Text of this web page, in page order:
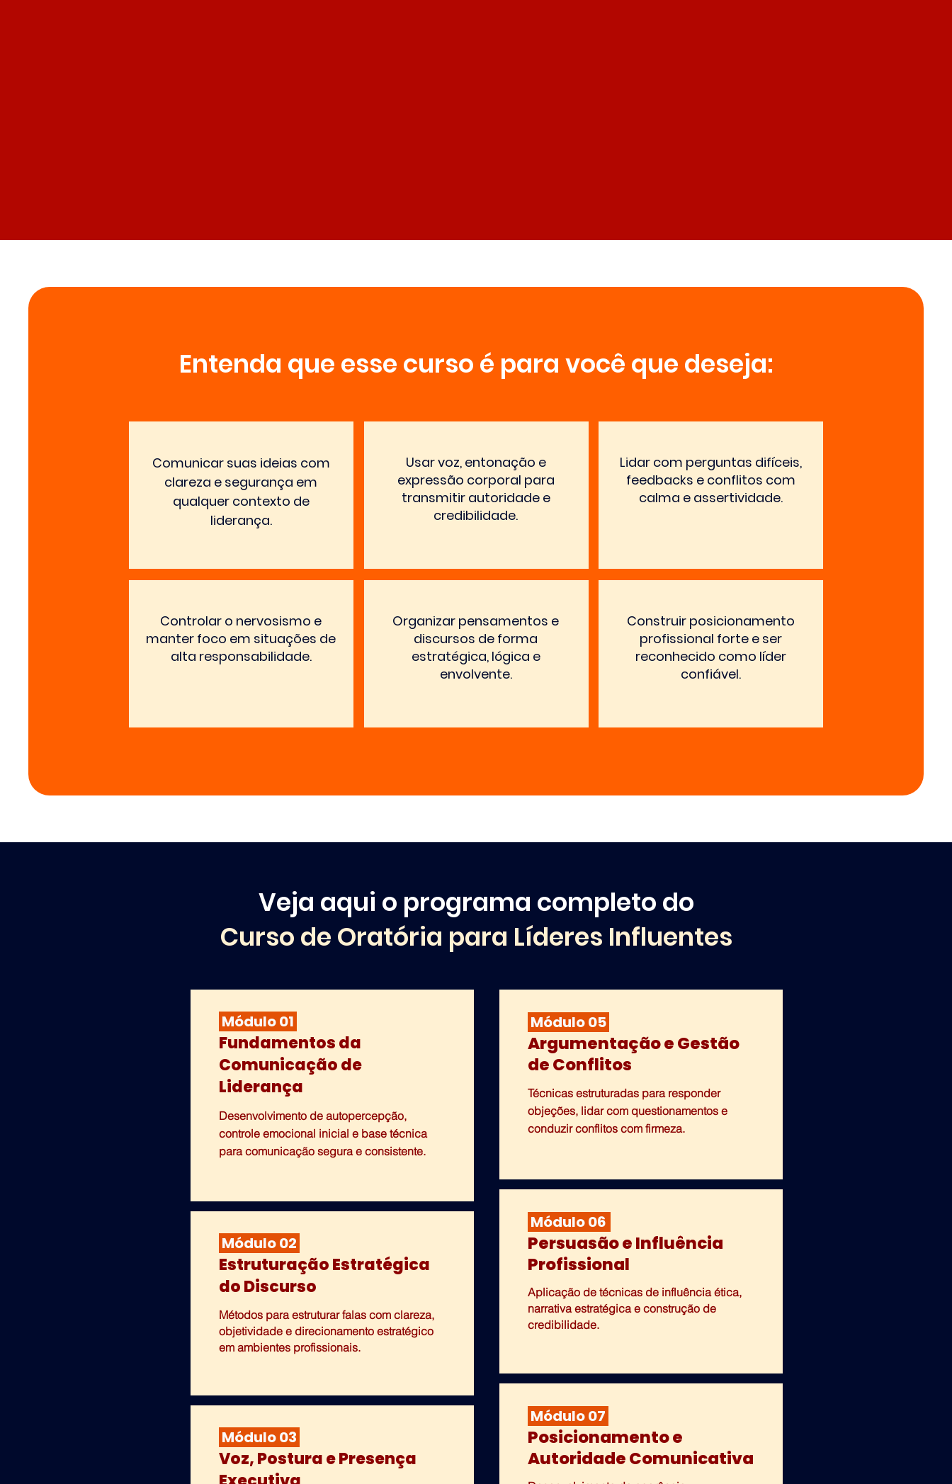
Entenda que esse curso é para você que deseja:
Comunicar suas ideias com
clareza e segurança em
qualquer contexto de
liderança.
Controlar o nervosismo e
manter foco em situações de
alta responsabilidade.
Usar voz, entonação e
expressão corporal para
transmitir autoridade e
credibilidade.
Organizar pensamentos e
discursos de forma
estratégica, lógica e
envolvente.
Lidar com perguntas difíceis,
feedbacks e conflitos com
calma e assertividade.
Construir posicionamento
profissional forte e ser
reconhecido como líder
confiável.
Veja aqui o programa completo do
Curso de Oratória para Líderes Influentes
Módulo 01
Fundamentos da
Comunicação de
Liderança
Desenvolvimento de autopercepção,
controle emocional inicial e base técnica
para comunicação segura e consistente.
Módulo 02
Estruturação Estratégica
do Discurso
Métodos para estruturar falas com clareza,
objetividade e direcionamento estratégico
em ambientes profissionais.
Módulo 03
Voz, Postura e Presença
Módulo 05
Argumentação e Gestão
de Conflitos
Técnicas estruturadas para responder
objeções, lidar com questionamentos e
conduzir conflitos com firmeza.
Módulo 06
Persuasão e Influência
Profissional
Aplicação de técnicas de influência ética,
narrativa estratégica e construção de
credibilidade.
Módulo 07
Posicionamento e
Autoridade Comunicativa